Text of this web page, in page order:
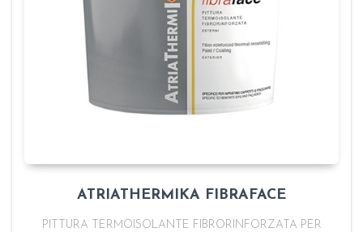
ATRIATHERMIKA FIBRAFACE
PITTURA TERMOISOLANTE FIBRORINFORZATA PER